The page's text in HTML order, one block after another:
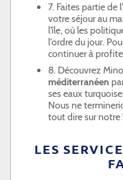
7. Faites partie
votre séjour au
l'île, où les
l'ordre du jour.
continuer à
8. Découvrez
méditerranéen
ses eaux
Nous ne
tout dire sur notre
LES